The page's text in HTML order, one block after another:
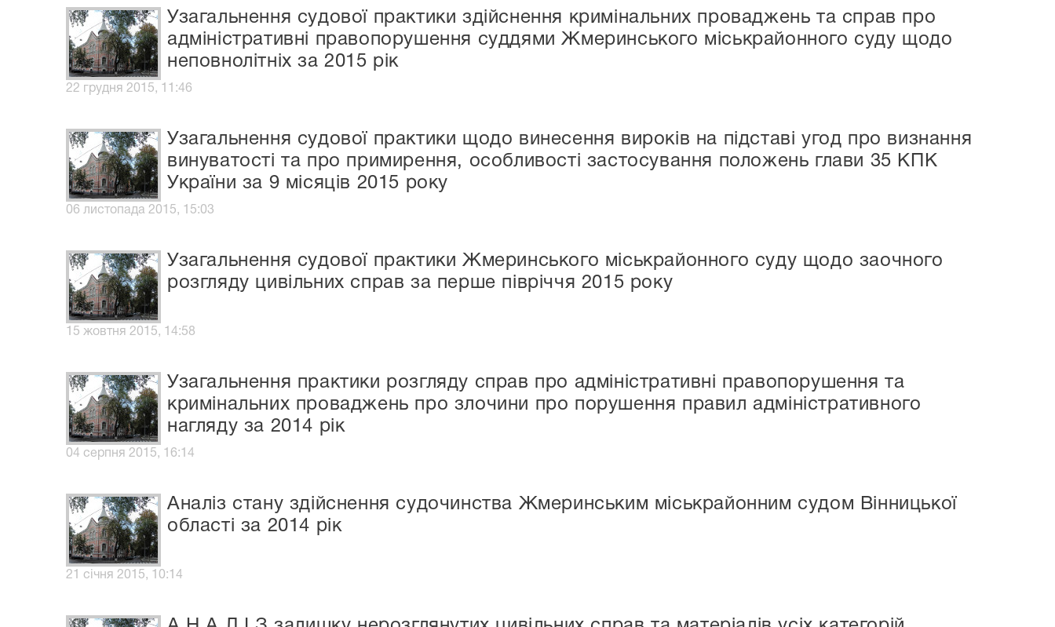
Узагальнення судової практики здійснення кримінальних проваджень та справ про
адміністративні правопорушення суддями Жмеринського міськрайонного суду щодо
неповнолітніх за 2015 рік
22 грудня 2015, 11:46
Узагальнення судової практики щодо винесення вироків на підставі угод про визнання
винуватості та про примирення, особливості застосування положень глави 35 КПК
України за 9 місяців 2015 року
06 листопада 2015, 15:03
Узагальнення судової практики Жмеринського міськрайонного суду щодо заочного
розгляду цивільних справ за перше півріччя 2015 року
15 жовтня 2015, 14:58
Узагальнення практики розгляду справ про адміністративні правопорушення та
кримінальних проваджень про злочини про порушення правил адміністративного
нагляду за 2014 рік
04 серпня 2015, 16:14
Аналіз стану здійснення судочинства Жмеринським міськрайонним судом Вінницької
області за 2014 рік
21 січня 2015, 10:14